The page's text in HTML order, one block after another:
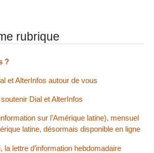
rubrique
?
et AlterInfos autour de vous
Dial et AlterInfos
sur l’Amérique latine), mensuel
latine, désormais disponible en ligne
la lettre d’information hebdomadaire